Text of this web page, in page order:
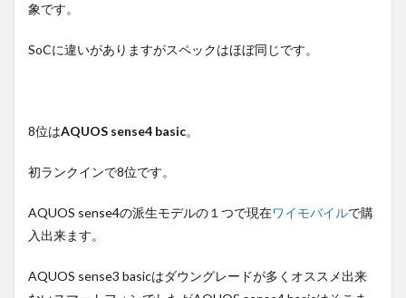
象です。
SoCに違いがありますがスペックはほぼ同じです。
8位はAQUOS sense4 basic。
初ランクインで8位です。
AQUOS sense4の派生モデルの１つで現在ワイモバイルで購
入出来ます。
AQUOS sense3 basicはダウングレードが多くオススメ出来